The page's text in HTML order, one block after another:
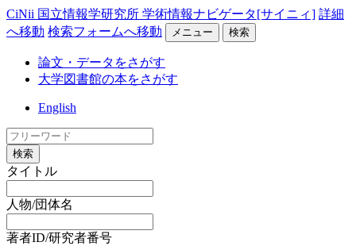
CiNii 国立情報学研究所 学術情報ナビゲータ[サイニィ] 詳細
へ移動 検索フォームへ移動 メニュー 検索
論文・データをさがす
大学図書館の本をさがす
English
検索
タイトル
人物/団体名
著者ID/研究者番号